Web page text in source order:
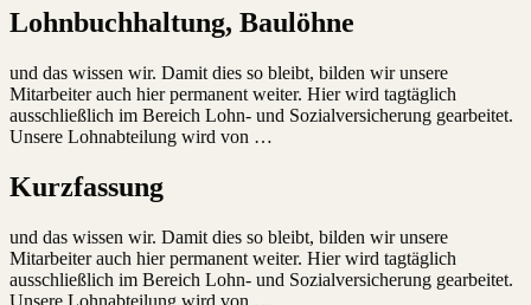
Lohnbuchhaltung, Baulöhne
und das wissen wir. Damit dies so bleibt, bilden wir unsere
Mitarbeiter auch hier permanent weiter. Hier wird tagtäglich
ausschließlich im Bereich Lohn- und Sozialversicherung gearbeitet.
Unsere Lohnabteilung wird von …
Kurzfassung
und das wissen wir. Damit dies so bleibt, bilden wir unsere
Mitarbeiter auch hier permanent weiter. Hier wird tagtäglich
ausschließlich im Bereich Lohn- und Sozialversicherung gearbeitet.
Unsere Lohnabteilung wird von …